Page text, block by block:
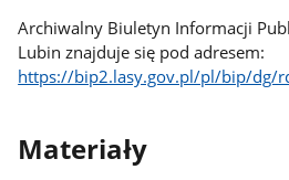
Archiwalny Biuletyn Informacji
Lubin znajduje się pod adresem:
https://bip2.lasy.gov.pl/pl/bip/dg/
Materiały